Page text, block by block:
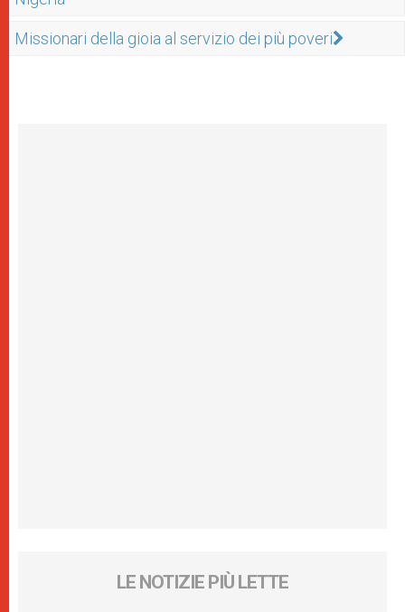
Missionari della gioia al servizio dei più poveri
LE NOTIZIE PIÙ LETTE